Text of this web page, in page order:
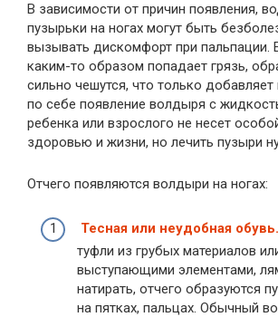
В зависимости от причин появления,
пузырьки на ногах могут быть
вызывать дискомфорт при пальпации.
каким-то образом попадает грязь,
сильно чешутся, что только добавляет
по себе появление волдыря с
ребенка или взрослого не несет
здоровью и жизни, но лечить пузыри
Отчего появляются волдыри на ногах:
Тесная или неудобная обувь.
туфли из грубых материалов
выступающими элементами,
натирать, отчего образуются
на пятках, пальцах. Обычный